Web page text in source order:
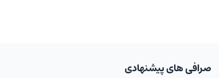
صرافی های پیشنهادی